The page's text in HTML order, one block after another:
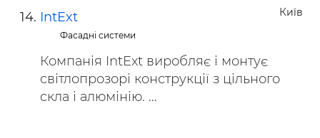
Київ
IntExt
Фасадні системи
Компанія IntExt виробляє і монтує
світлопрозорі конструкції з цільного
скла і алюмінію. ...